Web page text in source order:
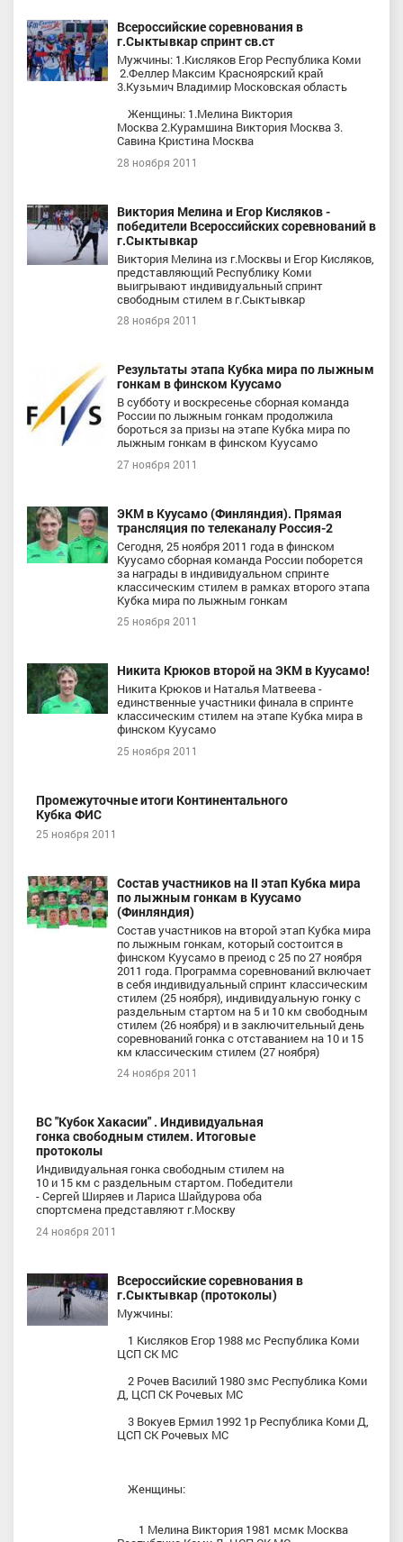
Всероссийские соревнования в
г.Сыктывкар спринт св.ст
Мужчины: 1.Кисляков Егор Республика Коми
2.Феллер Максим Красноярский край
3.Кузьмич Владимир Московская область
Женщины: 1.Мелина Виктория
Москва 2.Курамшина Виктория Москва 3.
Савина Кристина Москва
28 ноября 2011
Виктория Мелина и Егор Кисляков -
победители Всероссийских соревнований в
г.Сыктывкар
Виктория Мелина из г.Москвы и Егор Кисляков,
представляющий Республику Коми
выигрывают индивидуальный спринт
свободным стилем в г.Сыктывкар
28 ноября 2011
Результаты этапа Кубка мира по лыжным
гонкам в финском Куусамо
В субботу и воскресенье сборная команда
России по лыжным гонкам продолжила
бороться за призы на этапе Кубка мира по
лыжным гонкам в финском Куусамо
27 ноября 2011
ЭКМ в Куусамо (Финляндия). Прямая
трансляция по телеканалу Россия-2
Сегодня, 25 ноября 2011 года в финском
Куусамо сборная команда России поборется
за награды в индивидуальном спринте
классическим стилем в рамках второго этапа
Кубка мира по лыжным гонкам
25 ноября 2011
Никита Крюков второй на ЭКМ в Куусамо!
Никита Крюков и Наталья Матвеева -
единственные участники финала в спринте
классическим стилем на этапе Кубка мира в
финском Куусамо
25 ноября 2011
Промежуточные итоги Континентального
Кубка ФИС
25 ноября 2011
Состав участников на II этап Кубка мира
по лыжным гонкам в Куусамо
(Финляндия)
Состав участников на второй этап Кубка мира
по лыжным гонкам, который состоится в
финском Куусамо в преиод с 25 по 27 ноября
2011 года. Программа соревнований включает
в себя индивидуальный спринт классическим
стилем (25 ноября), индивидуальную гонку с
раздельным стартом на 5 и 10 км свободным
стилем (26 ноября) и в заключительный день
соревнований гонка с отставанием на 10 и 15
км классическим стилем (27 ноября)
24 ноября 2011
ВС "Кубок Хакасии" . Индивидуальная
гонка свободным стилем. Итоговые
протоколы
Индивидуальная гонка свободным стилем на
10 и 15 км с раздельным стартом. Победители
- Сергей Ширяев и Лариса Шайдурова оба
спортсмена представляют г.Москву
24 ноября 2011
Всероссийские соревнования в
г.Сыктывкар (протоколы)
Мужчины:
1 Кисляков Егор 1988 мс Республика Коми
ЦСП СК МС
2 Рочев Василий 1980 змс Республика Коми
Д, ЦСП СК Рочевых МС
3 Вокуев Ермил 1992 1р Республика Коми Д,
ЦСП СК Рочевых МС
Женщины:
1 Мелина Виктория 1981 мсмк Москва